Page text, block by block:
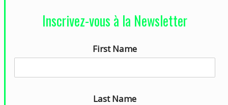
e
r
d
Inscrivez-vous à la Newsletter
First Name
Last Name